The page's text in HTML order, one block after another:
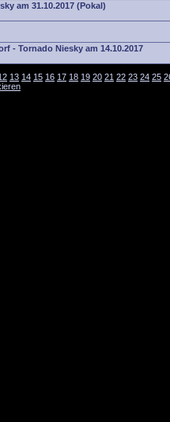
am 31.10.2017 (Pokal)
- Tornado Niesky am 14.10.2017
13 14 15 16 17 18 19 20 21 22 23 24 25